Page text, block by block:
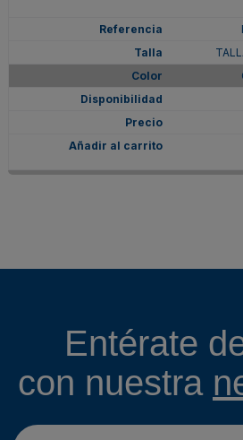
Entérate
con nuestra